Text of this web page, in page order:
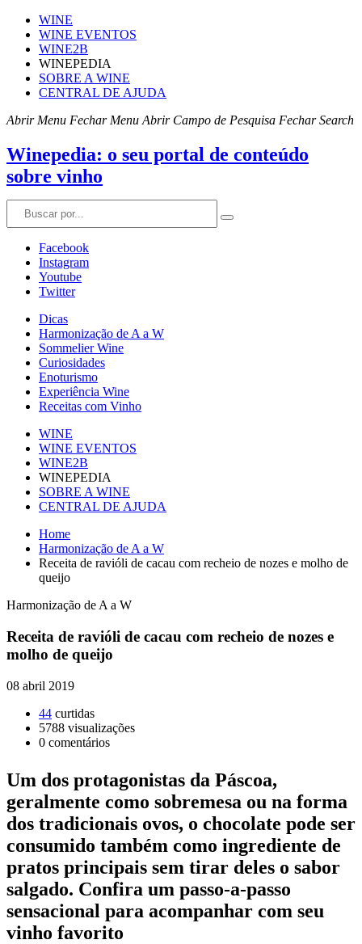
WINE
WINE EVENTOS
WINE2B
WINEPEDIA
SOBRE A WINE
CENTRAL DE AJUDA
Abrir Menu Fechar Menu Abrir Campo de Pesquisa Fechar Search
Winepedia: o seu portal de conteúdo
sobre vinho
Facebook
Instagram
Youtube
Twitter
Dicas
Harmonização de A a W
Sommelier Wine
Curiosidades
Enoturismo
Experiência Wine
Receitas com Vinho
WINE
WINE EVENTOS
WINE2B
WINEPEDIA
SOBRE A WINE
CENTRAL DE AJUDA
Home
Harmonização de A a W
Receita de ravióli de cacau com recheio de nozes e molho de
queijo
Harmonização de A a W
Receita de ravióli de cacau com recheio de nozes e
molho de queijo
08 abril 2019
44 curtidas
5788 visualizações
0 comentários
Um dos protagonistas da Páscoa,
geralmente como sobremesa ou na forma
dos tradicionais ovos, o chocolate pode ser
consumido também como ingrediente de
pratos principais sem tirar deles o sabor
salgado. Confira um passo-a-passo
sensacional para acompanhar com seu
vinho favorito